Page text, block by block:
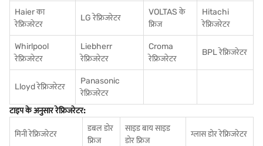
Haier का
रेफ्रिजरेटर
LG रेफ्रिजरेटर
VOLTAS के
फ्रिज
Hitachi
रेफ्रिजरेटर
Whirlpool
रेफ्रिजरेटर
Liebherr
रेफ्रिजरेटर
Croma
रेफ्रिजरेटर
BPL रेफ्रिजरेटर
Lloyd रेफ्रिजरेटर
Panasonic
रेफ्रिजरेटर
टाइप के अनुसार रेफ्रिजरेटर:
मिनी रेफ्रिजरेटर
डबल डोर
फ्रिज
साइड बाय साइड
डोर फ्रिज
ग्लास डोर रेफ्रिजरेटर